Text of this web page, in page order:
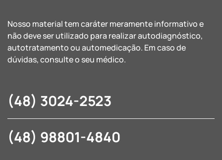
Nosso material tem caráter meramente informativo e
não deve ser utilizado para realizar autodiagnóstico,
autotratamento ou automedicação. Em caso de
dúvidas, consulte o seu médico.
(48) 3024-2523
(48) 98801-4840